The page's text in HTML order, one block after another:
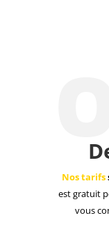
Nos tarifs
est gratuit
vous